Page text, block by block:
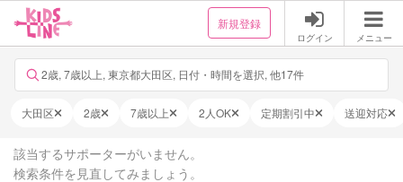
新規登録
ログイン メニュー
2歳, 7歳以上, 東京都大田区, 日付・時間を選択, 他17件
大田区 2歳 7歳以上 2人OK 定期割引中 送迎対応
該当するサポーターがいません。
検索条件を見直してみましょう。